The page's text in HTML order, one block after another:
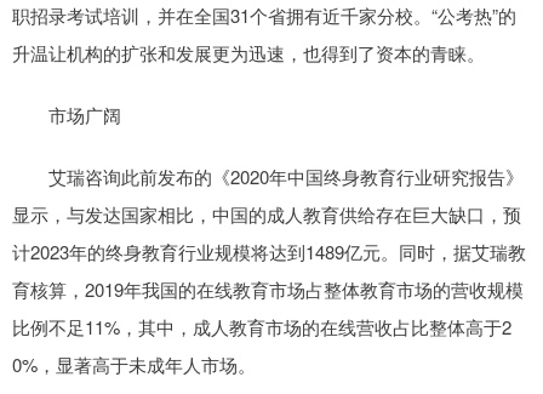
职招录考试培训，并在全国31个省拥有近千家分校。“公考热”的
升温让机构的扩张和发展更为迅速，也得到了资本的青睐。
市场广阔
艾瑞咨询此前发布的《2020年中国终身教育行业研究报告》
显示，与发达国家相比，中国的成人教育供给存在巨大缺口，预
计2023年的终身教育行业规模将达到1489亿元。同时，据艾瑞教
育核算，2019年我国的在线教育市场占整体教育市场的营收规模
比例不足11%，其中，成人教育市场的在线营收占比整体高于2
0%，显著高于未成年人市场。